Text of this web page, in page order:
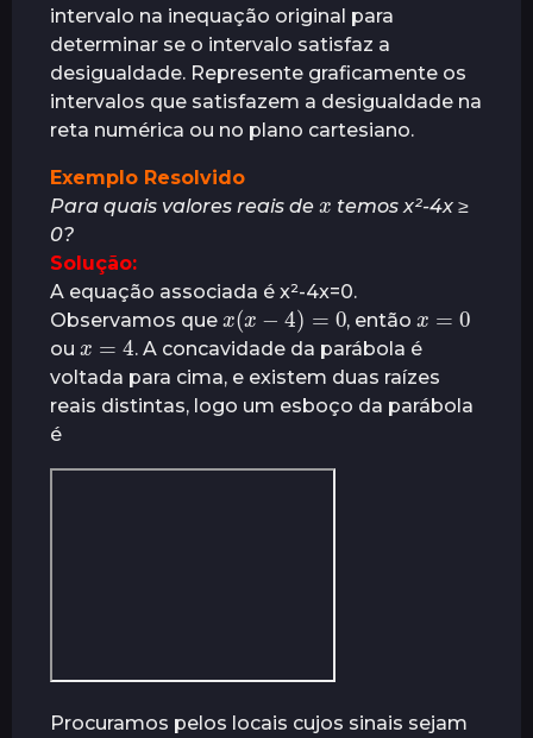
intervalo na inequação original para
determinar se o intervalo satisfaz a
desigualdade. Represente graficamente os
intervalos que satisfazem a desigualdade na
reta numérica ou no plano cartesiano.
Exemplo Resolvido
Para quais valores reais de
temos x²-4x ≥
0?
Solução:
A equação associada é x²-4x=0.
Observamos que
x(x−4) =0
, então
0
ou
x= 4
. A concavidade da parábola é
voltada para cima, e existem duas raízes
reais distintas, logo um esboço da parábola
é
Procuramos pelos locais cujos sinais sejam